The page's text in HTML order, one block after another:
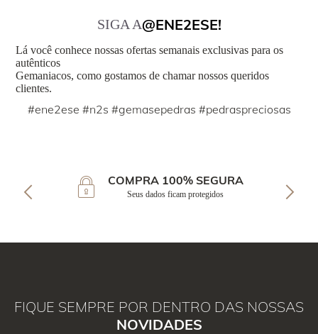
SIGA A@ENE2ESE!
Lá você conhece nossas ofertas semanais exclusivas para os
autênticos
Gemaniacos, como gostamos de chamar nossos queridos
clientes.
#ene2ese #n2s #gemasepedras #pedraspreciosas
COMPRA 100% SEGURA
Seus dados ficam protegidos
FIQUE SEMPRE POR DENTRO DAS NOSSAS
NOVIDADES